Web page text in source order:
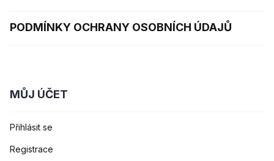
PODMÍNKY OCHRANY OSOBNÍCH ÚDAJŮ
MŮJ ÚČET
Přihlásit se
Registrace